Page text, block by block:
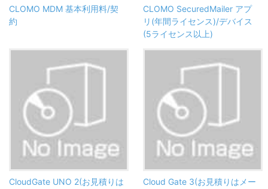
CLOMO MDM 基本利用料/契
約
CLOMO SecuredMailer アプ
リ(年間ライセンス)/デバイス
(5ライセンス以上)
CloudGate UNO 2(お見積りは
Cloud Gate 3(お見積りはメー